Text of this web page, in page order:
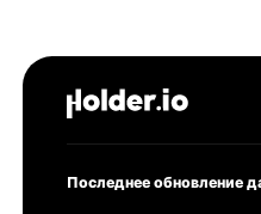
Последнее обновление